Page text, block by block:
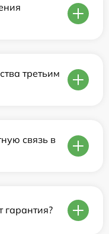
третьим
связь в
гарантия?